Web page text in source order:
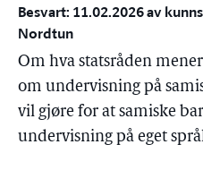
Besvart: 11.02.2026 av
Nordtun
Om hva statsråden
om undervisning på
vil gjøre for at samiske
undervisning på eget